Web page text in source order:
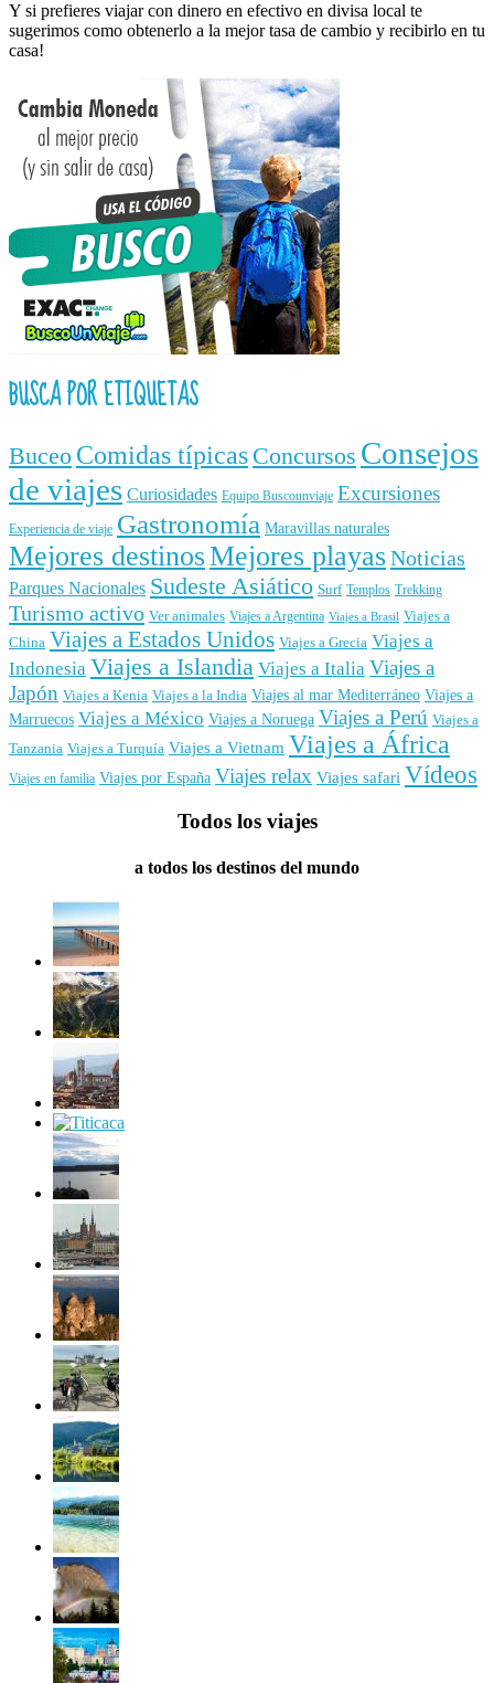
Y si prefieres viajar con dinero en efectivo en divisa local te
sugerimos como obtenerlo a la mejor tasa de cambio y recibirlo en tu
casa!
BUSCA POR ETIQUETAS
Buceo Comidas típicas Concursos Consejos
de viajes Curiosidades Equipo Buscounviaje Excursiones
Experiencia de viaje Gastronomía Maravillas naturales
Mejores destinosMejores playasNoticias
Parques Nacionales Sudeste Asiático Surf Templos Trekking
Turismo activo Ver animales Viajes a Argentina Viajes a Brasil Viajes a
China Viajes a Estados Unidos Viajes a Grecia Viajes a
Indonesia Viajes a Islandia Viajes a Italia Viajes a
Japón Viajes a Kenia Viajes a la India Viajes al mar Mediterráneo Viajes a
Marruecos Viajes a México Viajes a Noruega Viajes a Perú Viajes a
Tanzania Viajes a Turquía Viajes a Vietnam Viajes a África
Viajes en familia Viajes por España Viajes relax Viajes safari Vídeos
Todos los viajes
a todos los destinos del mundo